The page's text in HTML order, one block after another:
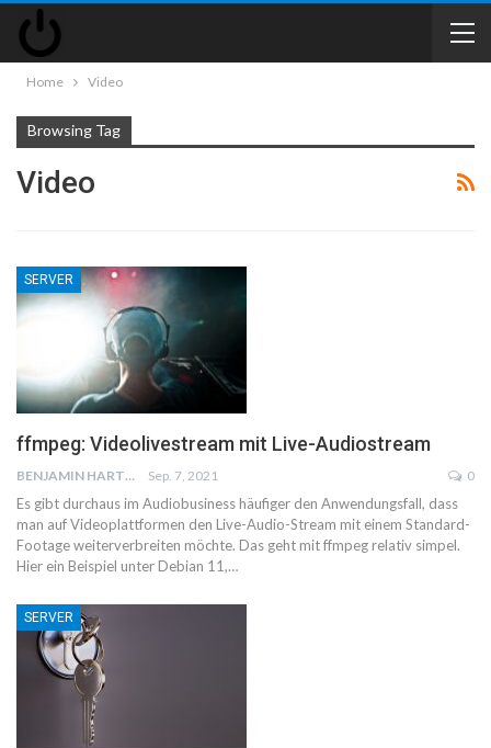
Home Video
Browsing Tag
Video
SERVER
ffmpeg: Videolivestream mit Live-Audiostream
BENJAMIN HARTWICH Sep. 7, 2021 0
Es gibt durchaus im Audiobusiness häufiger den Anwendungsfall, dass
man auf Videoplattformen den Live-Audio-Stream mit einem Standard-
Footage weiterverbreiten möchte. Das geht mit ffmpeg relativ simpel.
Hier ein Beispiel unter Debian 11,…
SERVER